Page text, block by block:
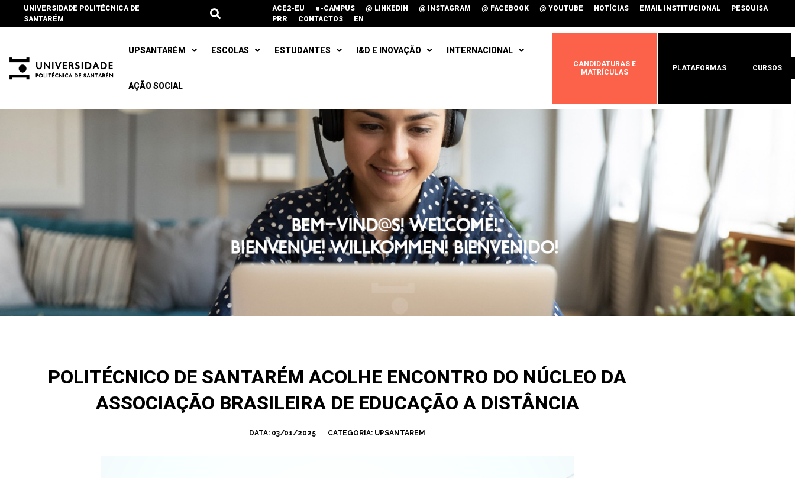
UNIVERSIDADE POLITÉCNICA DE
SANTARÉM
ACE2-EU e-CAMPUS @ LINKEDIN @ INSTAGRAM @ FACEBOOK @ YOUTUBE NOTÍCIAS EMAIL INSTITUCIONAL
PESQUISA
PRR
CONTACTOS EN
UPSANTARÉM ESCOLAS ESTUDANTES I&D E INOVAÇÃO INTERNACIONAL
AÇÃO SOCIAL
CANDIDATURAS E
MATRÍCULAS
PLATAFORMAS CURSOS
POLITÉCNICO DE SANTARÉM ACOLHE ENCONTRO DO NÚCLEO DA
ASSOCIAÇÃO BRASILEIRA DE EDUCAÇÃO A DISTÂNCIA
DATA: 03/01/2025 CATEGORIA: UPSANTAREM